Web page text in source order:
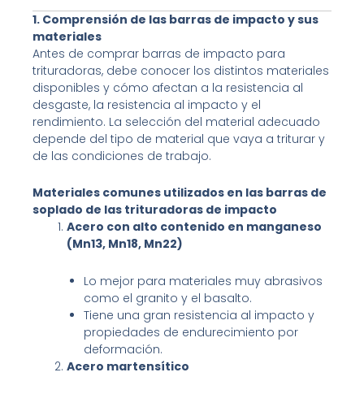
1. Comprensión de las barras de impacto y sus
materiales
Antes de comprar barras de impacto para
trituradoras, debe conocer los distintos materiales
disponibles y cómo afectan a la resistencia al
desgaste, la resistencia al impacto y el
rendimiento. La selección del material adecuado
depende del tipo de material que vaya a triturar y
de las condiciones de trabajo.
Materiales comunes utilizados en las barras de
soplado de las trituradoras de impacto
Acero con alto contenido en manganeso
(Mn13, Mn18, Mn22)
Lo mejor para materiales muy abrasivos
como el granito y el basalto.
Tiene una gran resistencia al impacto y
propiedades de endurecimiento por
deformación.
Acero martensítico